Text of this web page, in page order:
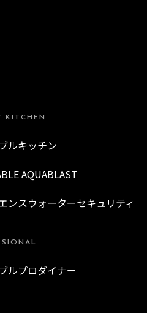
KITCHEN
ルキッチン
AQUABLAST
ンスウォーターセキュリティ
ルプロダイナー